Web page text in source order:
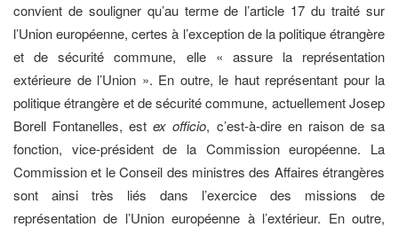
convient de souligner qu’au terme de l’article 17 du traité sur
l’Union européenne, certes à l’exception de la politique étrangère
et de sécurité commune, elle « assure la représentation
extérieure de l’Union ». En outre, le haut représentant pour la
politique étrangère et de sécurité commune, actuellement Josep
Borell Fontanelles, estex officio, c’est-à-dire en raison de sa
fonction, vice-président de la Commission européenne. La
Commission et le Conseil des ministres des Affaires étrangères
sont ainsi très liés dans l’exercice des missions de
représentation de l’Union européenne à l’extérieur. En outre,